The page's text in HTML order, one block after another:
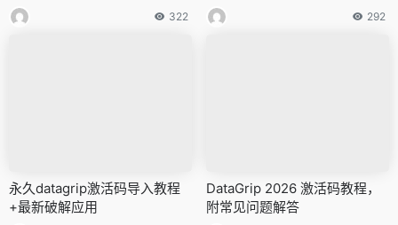
322 292
永久datagrip激活码导入教程
+最新破解应用
DataGrip 2026 激活码教程，
附常见问题解答